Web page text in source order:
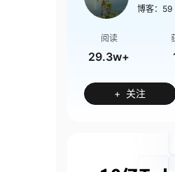
博客： 59
阅读
29.3w+
+ 关注